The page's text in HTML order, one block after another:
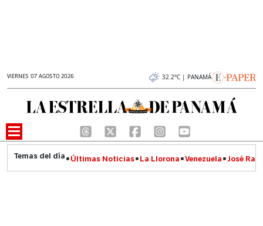
VIERNES 07 AGOSTO 2026 32.2°C | PANAMÁ
Últimas Noticias La Llorona Venezuela José